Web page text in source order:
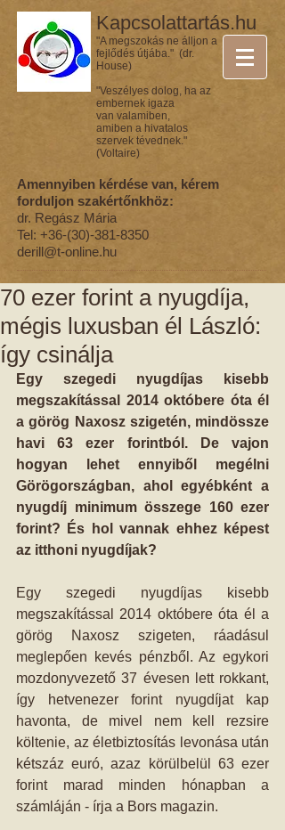
Kapcsolattartás.hu
"A megszokás ne álljon a
fejlődés útjába." (dr.
House)
"Veszélyes dolog, ha az
embernek igaza
van valamiben,
amiben a hivatalos
szervek tévednek."
(Voltaire)
Amennyiben kérdése van, kérem
forduljon szakértőnkhöz:
dr. Regász Mária
Tel: +36-(30)-381-8350
derill@t-online.hu
70 ezer forint a nyugdíja,
mégis luxusban él László:
így csinálja
Egy szegedi nyugdíjas kisebb
megszakítással 2014 októbere óta él
a görög Naxosz szigetén, mindössze
havi 63 ezer forintból. De vajon
hogyan lehet ennyiből megélni
Görögországban, ahol egyébként a
nyugdíj minimum összege 160 ezer
forint? És hol vannak ehhez képest
az itthoni nyugdíjak?
Egy szegedi nyugdíjas kisebb
megszakítással 2014 októbere óta él a
görög Naxosz szigeten, ráadásul
meglepően kevés pénzből. Az egykori
mozdonyvezető 37 évesen lett rokkant,
így hetvenezer forint nyugdíjat kap
havonta, de mivel nem kell rezsire
költenie, az életbiztosítás levonása után
kétszáz euró, azaz körülbelül 63 ezer
forint marad minden hónapban a
számláján - írja a Bors magazin.